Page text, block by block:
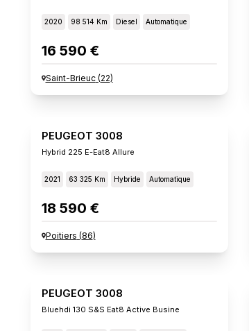
2020 98 514 Km Diesel Automatique
16 590 €
Saint-Brieuc(22)
PEUGEOT 3008
Hybrid 225 E-Eat8 Allure
2021 63 325 Km Hybride Automatique
18 590 €
Poitiers (86)
PEUGEOT 3008
Bluehdi 130 S&s Eat8 Active Busine